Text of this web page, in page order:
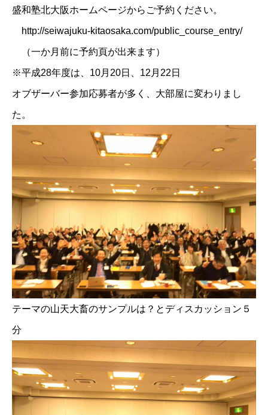
盛和塾北大阪ホームページからご予約ください。
http://seiwajuku-kitaosaka.com/public_course_entry/
（一か月前に予約頁が出来ます）
※平成28年度は、10月20日、12月22日
オブザーバー参加応募者が多く、大部屋に変わりまし
た。
テーマの山天大畜のサンプルは？とディスカッション５
分